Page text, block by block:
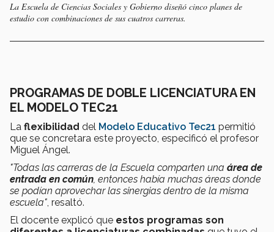
La Escuela de Ciencias Sociales y Gobierno diseñó cinco planes de
estudio con combinaciones de sus cuatros carreras.
PROGRAMAS DE DOBLE LICENCIATURA EN
EL MODELO TEC21
La flexibilidad del Modelo Educativo Tec21 permitió
que se concretara este proyecto, especificó el profesor
Miguel Ángel.
"Todas las carreras de la Escuela comparten una área de
entrada en común, entonces había muchas áreas donde
se podían aprovechar las sinergias dentro de la misma
escuela", resaltó.
El docente explicó que estos programas son